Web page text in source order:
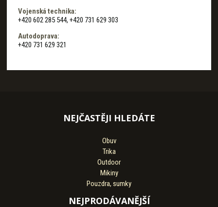
Vojenská technika:
+420 602 285 544, +420 731 629 303
Autodoprava:
+420 731 629 321
NEJČASTĚJI HLEDÁTE
Obuv
Trika
Outdoor
Mikiny
Pouzdra, sumky
NEJPRODÁVANĚJŠÍ